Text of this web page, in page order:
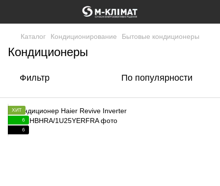
Каталог Кондиционирование Бытовые кондиционеры
Кондиционеры
Фильтр По популярности
ХИТ
6
6